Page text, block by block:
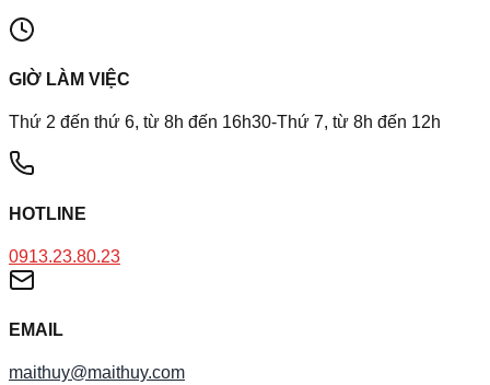
GIỜ LÀM VIỆC
Thứ 2 đến thứ 6, từ 8h đến 16h30-Thứ 7, từ 8h đến 12h
HOTLINE
0913.23.80.23
EMAIL
maithuy@maithuy.com